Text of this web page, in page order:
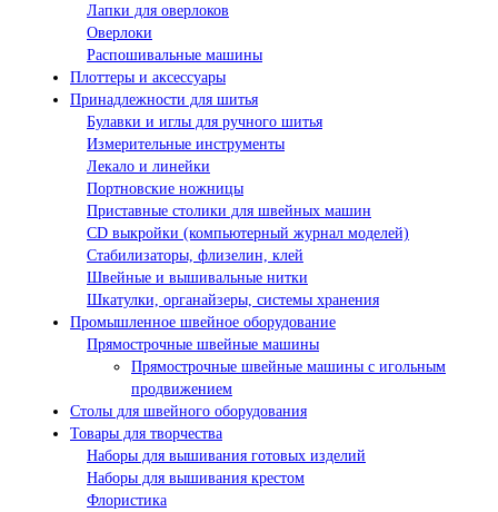
Лапки для оверлоков
Оверлоки
Распошивальные машины
Плоттеры и аксессуары
Принадлежности для шитья
Булавки и иглы для ручного шитья
Измерительные инструменты
Лекало и линейки
Портновские ножницы
Приставные столики для швейных машин
СD выкройки (компьютерный журнал моделей)
Стабилизаторы, флизелин, клей
Швейные и вышивальные нитки
Шкатулки, органайзеры, системы хранения
Промышленное швейное оборудование
Прямострочные швейные машины
Прямострочные швейные машины с игольным
продвижением
Столы для швейного оборудования
Товары для творчества
Наборы для вышивания готовых изделий
Наборы для вышивания крестом
Флористика